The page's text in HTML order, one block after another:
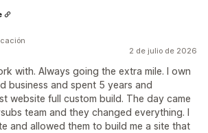
2 de julio de 2026
with. Always going the extra mile. I own
business and spent 5 years and
website full custom build. The day came
team and they changed everything. I
and allowed them to build me a site that